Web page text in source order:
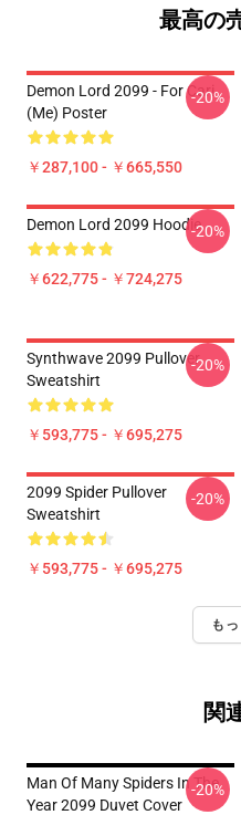
最高の
Demon Lord 2099 - For Cari
(me) Poster
￥287,100 - ￥665,550
-20%
Demon Lord 2099 Hoodie
￥622,775 - ￥724,275
-20%
Synthwave 2099 Pullover
Sweatshirt
￥593,775 - ￥695,275
-20%
2099 Spider Pullover
Sweatshirt
￥593,775 - ￥695,275
-20%
も
関
Man Of Many Spiders In The
Year 2099 Duvet Cover
-20%